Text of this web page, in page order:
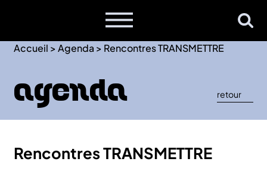
Accueil >Agenda > Rencontres TRANSMETTRE
Agenda retour
Rencontres TRANSMETTRE